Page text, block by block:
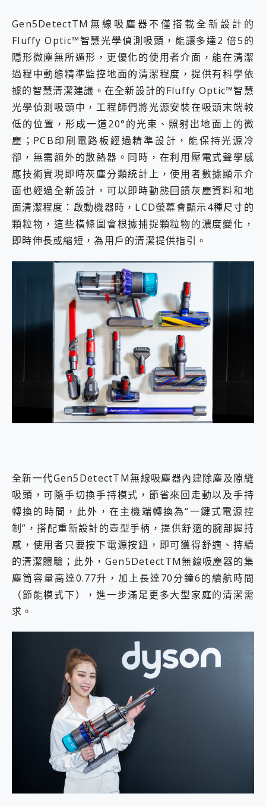
Gen5DetectTM無線吸塵器不僅搭載全新設計的
Fluffy Optic™智慧光學偵測吸頭，能讓多達2 倍5的
隱形微塵無所遁形，更優化的使用者介面，能在清潔
過程中動態精準監控地面的清潔程度，提供有科學依
據的智慧清潔建議。在全新設計的Fluffy Optic™智慧
光學偵測吸頭中，工程師們將光源安裝在吸頭末端較
低的位置，形成一道20°的光束、照射出地面上的微
塵；PCB印刷電路板經過精準設計，能保持光源冷
卻，無需額外的散熱器。同時，在利用壓電式聲學感
應技術實現即時灰塵分類統計上，使用者數據顯示介
面也經過全新設計，可以即時動態回饋灰塵資料和地
面清潔程度：啟動機器時，LCD螢幕會顯示4種尺寸的
顆粒物，這些橫條圖會根據捕捉顆粒物的濃度變化，
即時伸長或縮短，為用戶的清潔提供指引。
全新一代Gen5DetectTM無線吸塵器內建除塵及隙縫
吸頭，可隨手切換手持模式，節省來回走動以及手持
轉換的時間，此外，在主機端轉換為“一鍵式電源控
制”，搭配重新設計的壺型手柄，提供舒適的腕部握持
感，使用者只要按下電源按鈕，即可獲得舒適、持續
的清潔體驗；此外，Gen5DetectTM無線吸塵器的集
塵筒容量高達0.77升，加上長達70分鐘6的續航時間
（節能模式下），進一步滿足更多大型家庭的清潔需
求。